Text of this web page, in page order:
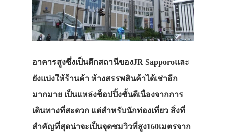
อาคารสูงซึ่งเป็นตึกสถานีของJR Sapporoและ
ยังแบ่งให้ร้านค้า ห้างสรรพสินค้าได้เช่าอีก
มากมาย เป็นแหล่งช็อปปิ้งชั้นดีเนื่องจากการ
เดินทางที่สะดวก แต่สำหรับนักท่องเที่ยว สิ่งที่
สำคัญที่สุดน่าจะเป็นจุดชมวิวที่สูง160เมตรจาก